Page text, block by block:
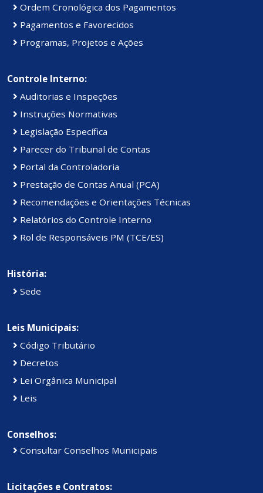
Ordem Cronológica dos Pagamentos
Pagamentos e Favorecidos
Programas, Projetos e Ações
Controle Interno:
Auditorias e Inspeções
Instruções Normativas
Legislação Específica
Parecer do Tribunal de Contas
Portal da Controladoria
Prestação de Contas Anual (PCA)
Recomendações e Orientações Técnicas
Relatórios do Controle Interno
Rol de Responsáveis PM (TCE/ES)
História:
Sede
Leis Municipais:
Código Tributário
Decretos
Lei Orgânica Municipal
Leis
Conselhos:
Consultar Conselhos Municipais
Licitações e Contratos: